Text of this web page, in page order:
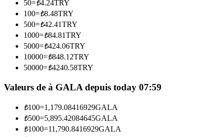
Copie de Trading
Rejoignez les meilleurs traders
50=₺4.24TRY
100=₺8.48TRY
500=₺42.41TRY
1000=₺84.81TRY
5000=₺424.06TRY
10000=₺848.12TRY
50000=₺4240.58TRY
Valeurs de à GALA depuis today 07:59
₺100=1,179.08416929GALA
₺500=5,895.42084645GALA
₺1000=11,790.8416929GALA